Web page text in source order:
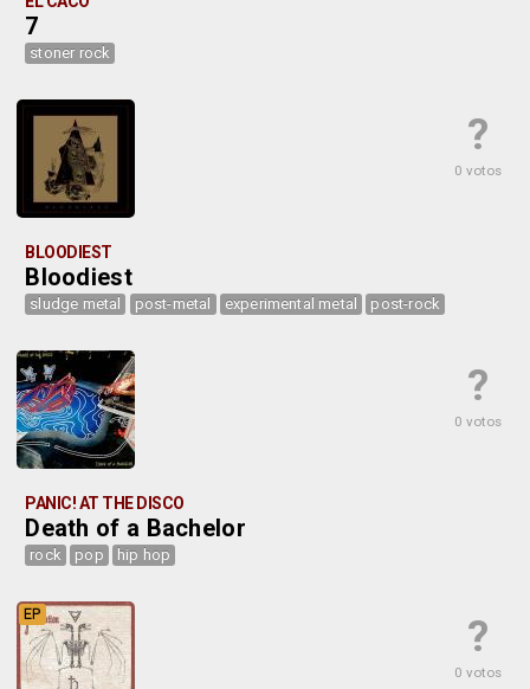
7
stoner rock
?
0 votos
BLOODIEST
Bloodiest
sludge metal post-metal experimental metal post-rock
?
0 votos
PANIC! AT THE DISCO
Death of a Bachelor
rock pop hip hop
?
0 votos
EP